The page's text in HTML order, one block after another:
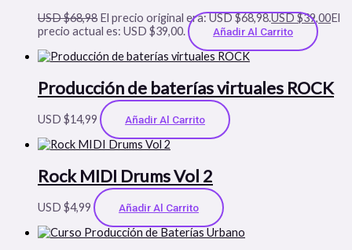
USD $68,98 El precio original era: USD $68,98.USD $39,00El
precio actual es: USD $39,00.
Añadir Al Carrito
Producción de baterías virtuales ROCK
USD $14,99 Añadir Al Carrito
Rock MIDI Drums Vol 2
USD $4,99 Añadir Al Carrito